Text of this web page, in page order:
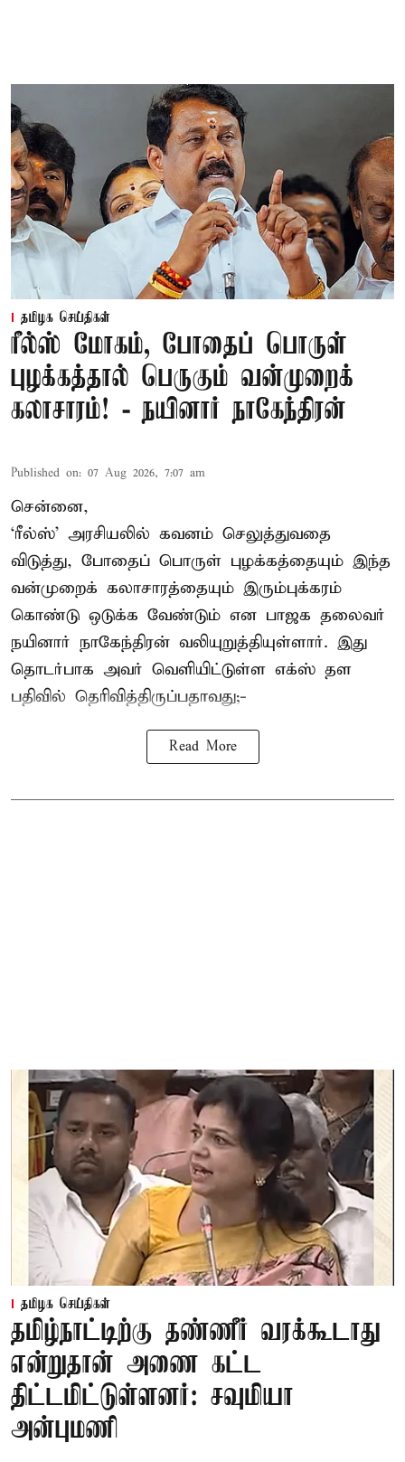
தமிழக செய்திகள்
ரீல்ஸ் மோகம், போதைப் பொருள்
புழக்கத்தால் பெருகும் வன்முறைக்
கலாசாரம்! - நயினார் நாகேந்திரன்
Published on: 07 Aug 2026, 7:07 am
சென்னை,
‘ரீல்ஸ்’ அரசியலில் கவனம் செலுத்துவதை
விடுத்து, போதைப் பொருள் புழக்கத்தையும் இந்த
வன்முறைக் கலாசாரத்தையும் இரும்புக்கரம்
கொண்டு ஒடுக்க வேண்டும் என பாஜக தலைவர்
நயினார் நாகேந்திரன் வலியுறுத்தியுள்ளார். இது
தொடர்பாக அவர் வெளியிட்டுள்ள எக்ஸ் தள
பதிவில் தெரிவித்திருப்பதாவது;-
Read More
தமிழக செய்திகள்
தமிழ்நாட்டிற்கு தண்ணீர் வரக்கூடாது
என்றுதான் அணை கட்ட
திட்டமிட்டுள்ளனர்: சவுமியா
அன்புமணி